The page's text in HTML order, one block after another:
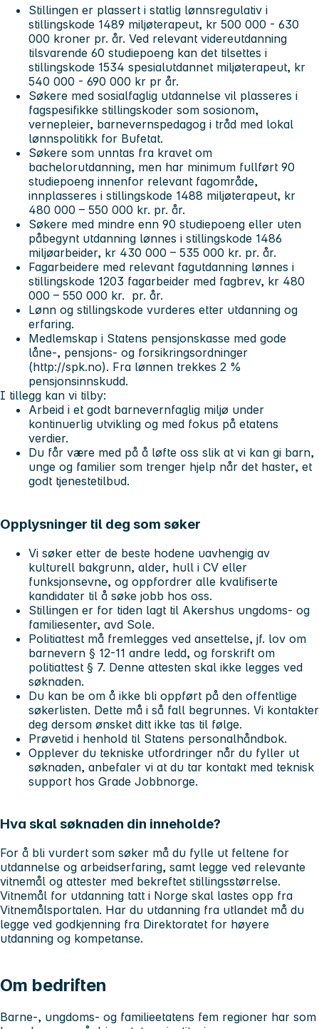
Stillingen er plassert i statlig lønnsregulativ i
stillingskode 1489 miljøterapeut, kr 500 000 - 630
000 kroner pr. år. Ved relevant videreutdanning
tilsvarende 60 studiepoeng kan det tilsettes i
stillingskode 1534 spesialutdannet miljøterapeut, kr
540 000 - 690 000 kr pr år.
Søkere med sosialfaglig utdannelse vil plasseres i
fagspesifikke stillingskoder som sosionom,
vernepleier, barnevernspedagog i tråd med lokal
lønnspolitikk for Bufetat.
Søkere som unntas fra kravet om
bachelorutdanning, men har minimum fullført 90
studiepoeng innenfor relevant fagområde,
innplasseres i stillingskode 1488 miljøterapeut, kr
480 000 – 550 000 kr. pr. år.
Søkere med mindre enn 90 studiepoeng eller uten
påbegynt utdanning lønnes i stillingskode 1486
miljøarbeider, kr 430 000 – 535 000 kr. pr. år.
Fagarbeidere med relevant fagutdanning lønnes i
stillingskode 1203 fagarbeider med fagbrev, kr 480
000 – 550 000 kr. pr. år.
Lønn og stillingskode vurderes etter utdanning og
erfaring.
Medlemskap i Statens pensjonskasse med gode
låne-, pensjons- og forsikringsordninger
(http://spk.no). Fra lønnen trekkes 2 %
pensjonsinnskudd.
I tillegg kan vi tilby:
Arbeid i et godt barnevernfaglig miljø under
kontinuerlig utvikling og med fokus på etatens
verdier.
Du får være med på å løfte oss slik at vi kan gi barn,
unge og familier som trenger hjelp når det haster, et
godt tjenestetilbud.
Opplysninger til deg som søker
Vi søker etter de beste hodene uavhengig av
kulturell bakgrunn, alder, hull i CV eller
funksjonsevne, og oppfordrer alle kvalifiserte
kandidater til å søke jobb hos oss.
Stillingen er for tiden lagt til Akershus ungdoms- og
familiesenter, avd Sole.
Politiattest må fremlegges ved ansettelse, jf. lov om
barnevern § 12-11 andre ledd, og forskrift om
politiattest § 7. Denne attesten skal ikke legges ved
søknaden.
Du kan be om å ikke bli oppført på den offentlige
søkerlisten. Dette må i så fall begrunnes. Vi kontakter
deg dersom ønsket ditt ikke tas til følge.
Prøvetid i henhold til Statens personalhåndbok.
Opplever du tekniske utfordringer når du fyller ut
søknaden, anbefaler vi at du tar kontakt med teknisk
support hos Grade Jobbnorge.
Hva skal søknaden din inneholde?
For å bli vurdert som søker må du fylle ut feltene for
utdannelse og arbeidserfaring, samt legge ved relevante
vitnemål og attester med bekreftet stillingsstørrelse.
Vitnemål for utdanning tatt i Norge skal lastes opp fra
Vitnemålsportalen. Har du utdanning fra utlandet må du
legge ved godkjenning fra Direktoratet for høyere
utdanning og kompetanse.
Om bedriften
Barne-, ungdoms- og familieetatens fem regioner har som